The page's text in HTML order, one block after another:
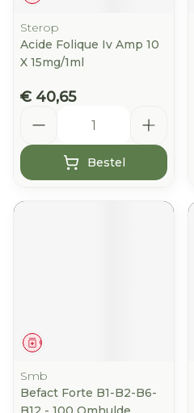
Sterop
Acide Folique Iv Amp 10
X 15mg/1ml
€ 40,65
Bestel
Geneesmiddel
Smb
Befact Forte B1-B2-B6-